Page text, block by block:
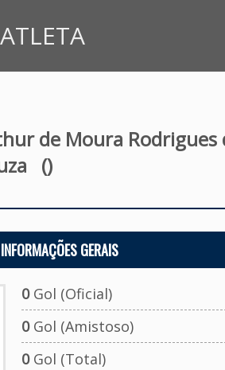
de Moura Rodrigues
()
INFORMAÇÕES GERAIS
0Gol (Oficial)
0Gol (Amistoso)
0Gol (Total)